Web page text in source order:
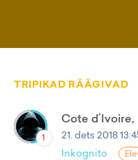
TRIPIKAD RÄÄGIVAD
1
Cote
21. dets 2018
Inkognito